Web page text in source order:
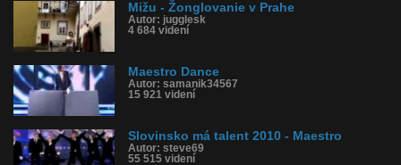
Mižu - Žonglovanie v Prahe
Autor: jugglesk
4 684 videní
Maestro Dance
Autor: samanik34567
15 921 videní
Slovinsko má talent 2010 - Maestro
Autor: steve69
55 515 videní